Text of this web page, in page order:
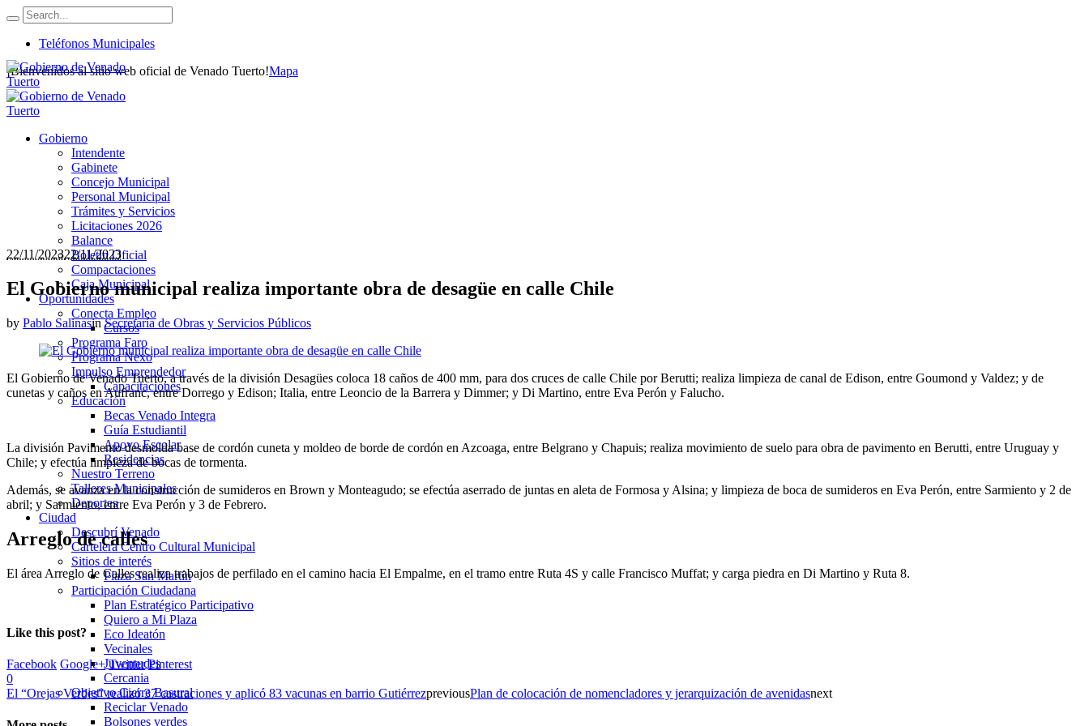
Teléfonos Municipales
¡Bienvenidos al sitio web oficial de Venado Tuerto!Mapa
Gobierno
Intendente
Gabinete
Concejo Municipal
Personal Municipal
Trámites y Servicios
Licitaciones 2026
Balance
Boletín Oficial
Compactaciones
Caja Municipal
Oportunidades
Conecta Empleo
Cursos
Programa Faro
Programa Nexo
Impulso Emprendedor
Capacitaciones
Educación
Becas Venado Integra
Guía Estudiantil
Apoyo Escolar
Residencias
Nuestro Terreno
Talleres Municipales
Deportes
Ciudad
Descubrí Venado
Cartelera Centro Cultural Municipal
Sitios de interés
Plaza San Martín
Participación Ciudadana
Plan Estratégico Participativo
Quiero a Mi Plaza
Eco Ideatón
Vecinales
Juventudes
Cercania
Objetivo Cierre Basural
Reciclar Venado
Bolsones verdes
22/11/202322/11/2023
El Gobierno municipal realiza importante obra de desagüe en calle Chile
by Pablo SalinasinSecretaría de Obras y Servicios Públicos
El Gobierno de Venado Tuerto, a través de la división Desagües coloca 18 caños de 400 mm, para dos cruces de calle Chile por Berutti; realiza limpieza de canal de Edison, entre Goumond y Valdez; y de
cunetas y caños en Aufranc, entre Dorrego y Edison; Italia, entre Leoncio de la Barrera y Dimmer; y Di Martino, entre Eva Perón y Falucho.
La división Pavimento desmolda base de cordón cuneta y moldeo de borde de cordón en Azcoaga, entre Belgrano y Chapuis; realiza movimiento de suelo para obra de pavimento en Berutti, entre Uruguay y
Chile; y efectúa limpieza de bocas de tormenta.
Además, se avanza en la construcción de sumideros en Brown y Monteagudo; se efectúa aserrado de juntas en aleta de Formosa y Alsina; y limpieza de boca de sumideros en Eva Perón, entre Sarmiento y 2 de
abril; y Sarmiento, entre Eva Perón y 3 de Febrero.
Arreglo de calles
El área Arreglo de Calles realiza trabajos de perfilado en el camino hacia El Empalme, en el tramo entre Ruta 4S y calle Francisco Muffat; y carga piedra en Di Martino y Ruta 8.
Like this post?
Facebook Google+ Twitter Pinterest
0
El “Orejas Verdes” realizó 37 castraciones y aplicó 83 vacunas en barrio GutiérrezpreviousPlan de colocación de nomencladores y jerarquización de avenidasnext